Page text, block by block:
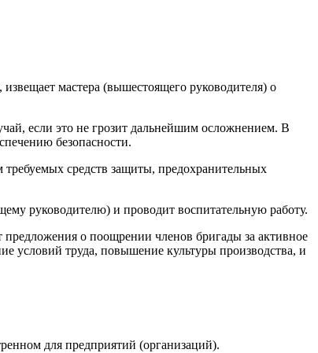
мастера (вышестоящего руководителя) о
если это не грозит дальнейшим осложнением. В
безопасности.
средств защиты, предохранительных
руководителю) и проводит воспитательную работу.
предложения о поощрении членов бригады за активное
условий труда, повышение культуры производства, и
для предприятий (организаций).